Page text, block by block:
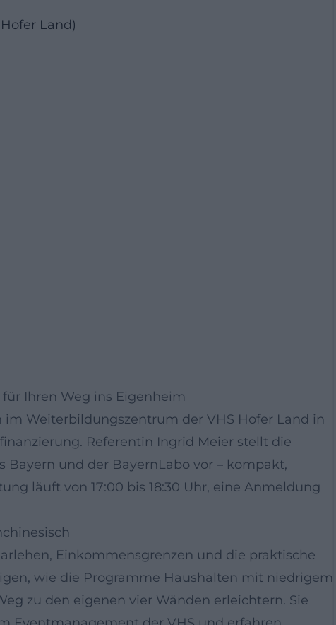
Land)
Ihren Weg ins Eigenheim
im Weiterbildungszentrum der VHS Hofer Land in
Referentin Ingrid Meier stellt die
und der BayernLabo vor – kompakt,
läuft von 17:00 bis 18:30 Uhr, eine Anmeldung
Einkommensgrenzen und die praktische
wie die Programme Haushalten mit niedrigem
zu den eigenen vier Wänden erleichtern. Sie